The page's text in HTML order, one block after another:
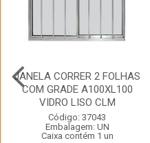
JANELA CORRER 2 FOLHAS
COM GRADE A100XL100
VIDRO LISO CLM
Código: 37043
Embalagem: UN
Caixa contém 1 un